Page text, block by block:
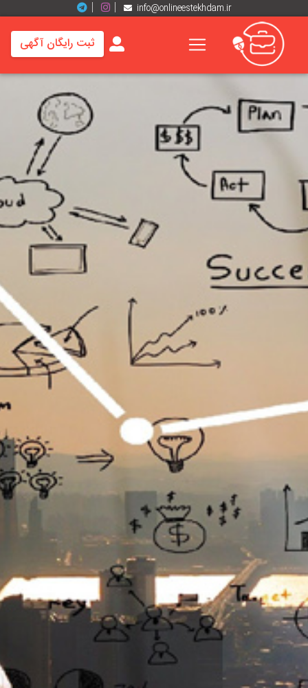
info@onlineestekhdam.ir
خانه
های
شغلی
رزومه
ها
اخبار
مشاغل
درباره
ما
ثبت رایگان آگهی